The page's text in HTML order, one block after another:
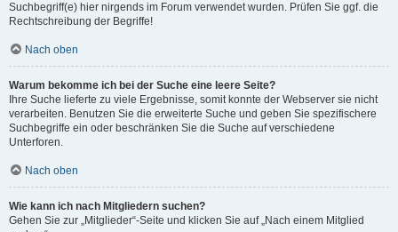
Suchbegriff(e) hier nirgends im Forum verwendet wurden. Prüfen Sie ggf. die
Rechtschreibung der Begriffe!
Nach oben
Warum bekomme ich bei der Suche eine leere Seite?
Ihre Suche lieferte zu viele Ergebnisse, somit konnte der Webserver sie nicht
verarbeiten. Benutzen Sie die erweiterte Suche und geben Sie spezifischere
Suchbegriffe ein oder beschränken Sie die Suche auf verschiedene
Unterforen.
Nach oben
Wie kann ich nach Mitgliedern suchen?
Gehen Sie zur „Mitglieder“-Seite und klicken Sie auf „Nach einem Mitglied